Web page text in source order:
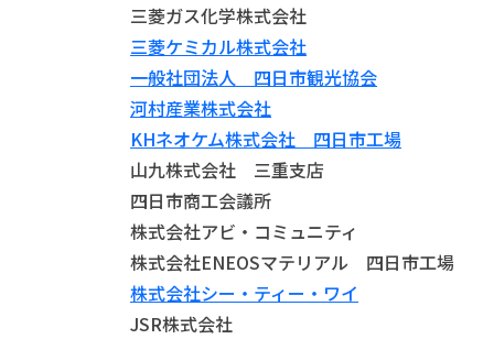
三菱ガス化学株式会社
三菱ケミカル株式会社
一般社団法人 四日市観光協会
河村産業株式会社
KHネオケム株式会社 四日市工場
山九株式会社 三重支店
四日市商工会議所
株式会社アビ・コミュニティ
株式会社ENEOSマテリアル 四日市工場
株式会社シー・ティー・ワイ
JSR株式会社